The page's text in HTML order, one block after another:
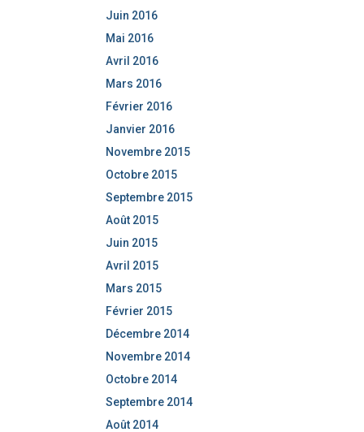
Juin 2016
Mai 2016
Avril 2016
Mars 2016
Février 2016
Janvier 2016
Novembre 2015
Octobre 2015
Septembre 2015
Août 2015
Juin 2015
Avril 2015
Mars 2015
Février 2015
Décembre 2014
Novembre 2014
Octobre 2014
Septembre 2014
Août 2014